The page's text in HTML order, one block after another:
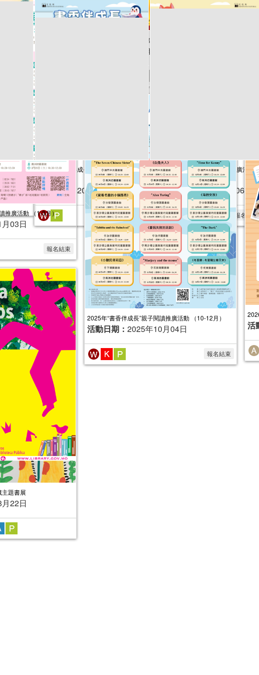
固本安邦──公共圖書館主題書展
2026年04月21日
推廣活動 （1-3月）
03日
報名結束
活
2025年“書香伴成長”親子閱讀推廣活動 （10-12月）
活動日期： 2025年10月04日
報名結束
題書展
22日
日
2024年“書香伴成長”親子閱讀推廣活動
（10-12月）
活動日期： 2024年10月05日
報名結束
2024年“書香伴成長”親子閱讀推廣活動
（7-9月）
活動日期：2024年07月06日
報名結束
廣活動
日
報名結束